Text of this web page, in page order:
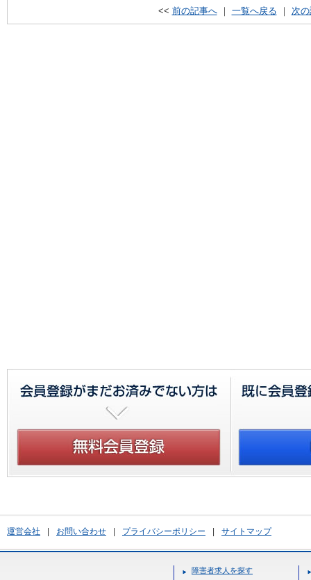
<< 前の記事へ｜ 一覧へ戻る ｜ 次
運営会社 お問い合わせ プライバシーポリシー サイトマップ
障害者求人を探す